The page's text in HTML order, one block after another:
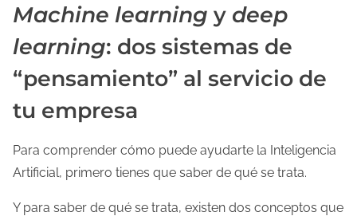
Machine learning y deep
learning: dos sistemas de
“pensamiento” al servicio de
tu empresa
Para comprender cómo puede ayudarte la Inteligencia
Artificial, primero tienes que saber de qué se trata.
Y para saber de qué se trata, existen dos conceptos que